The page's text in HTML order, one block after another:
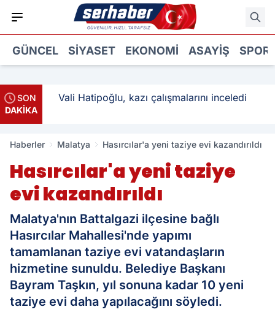
GÜNCEL SIYASET EKONOMI ASAYIŞ SPOR
SON
DAKİKA
3 Vali Hatipoğlu, kazı çalışmalarını inceledi
Haberler Malatya Hasırcılar'a yeni taziye evi kazandırıldı
Hasırcılar'a yeni taziye
evi kazandırıldı
Malatya'nın Battalgazi ilçesine bağlı
Hasırcılar Mahallesi'nde yapımı
tamamlanan taziye evi vatandaşların
hizmetine sunuldu. Belediye Başkanı
Bayram Taşkın, yıl sonuna kadar 10 yeni
taziye evi daha yapılacağını söyledi.